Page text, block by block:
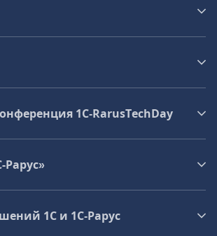
1C‑RarusTechDay
1С и 1С‑Рарус